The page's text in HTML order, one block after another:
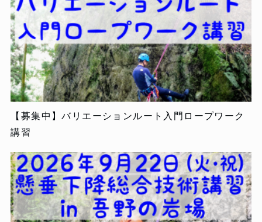
【募集中】バリエーションルート入門ロープワーク
講習